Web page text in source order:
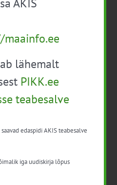
AKIS
lähemalt
PIKK.ee
teabesalve
edaspidi AKIS teabesalve
iga uudiskirja lõpus